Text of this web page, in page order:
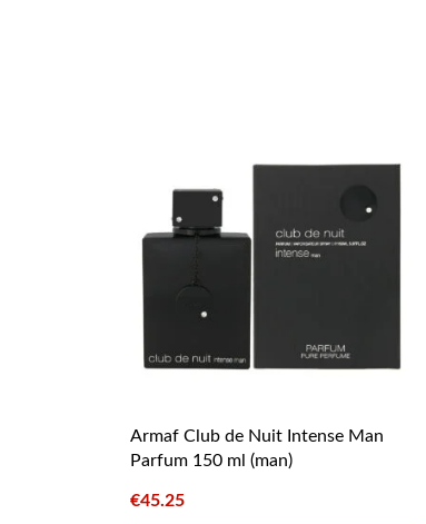
Armaf Club de Nuit Intense Man
Parfum 150 ml (man)
€45.25